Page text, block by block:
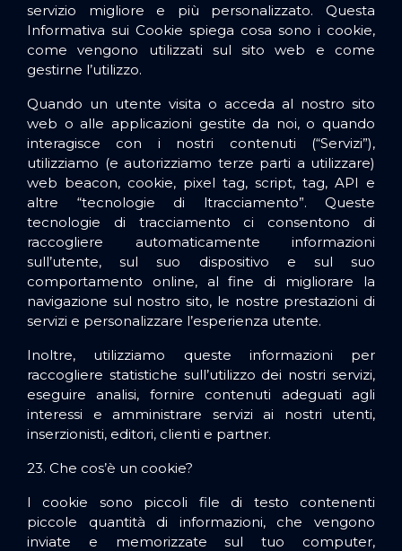
servizio migliore e più personalizzato. Questa
Informativa sui Cookie spiega cosa sono i cookie,
come vengono utilizzati sul sito web e come
gestirne l’utilizzo.
Quando un utente visita o acceda al nostro sito
web o alle applicazioni gestite da noi, o quando
interagisce con i nostri contenuti (“Servizi”),
utilizziamo (e autorizziamo terze parti a utilizzare)
web beacon, cookie, pixel tag, script, tag, API e
altre “tecnologie di ltracciamento”. Queste
tecnologie di tracciamento ci consentono di
raccogliere automaticamente informazioni
sull’utente, sul suo dispositivo e sul suo
comportamento online, al fine di migliorare la
navigazione sul nostro sito, le nostre prestazioni di
servizi e personalizzare l’esperienza utente.
Inoltre, utilizziamo queste informazioni per
raccogliere statistiche sull’utilizzo dei nostri servizi,
eseguire analisi, fornire contenuti adeguati agli
interessi e amministrare servizi ai nostri utenti,
inserzionisti, editori, clienti e partner.
23. Che cos’è un cookie?
I cookie sono piccoli file di testo contenenti
piccole quantità di informazioni, che vengono
inviate e memorizzate sul tuo computer,